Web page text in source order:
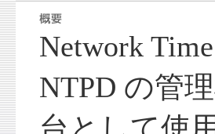
Network
NTPD の管